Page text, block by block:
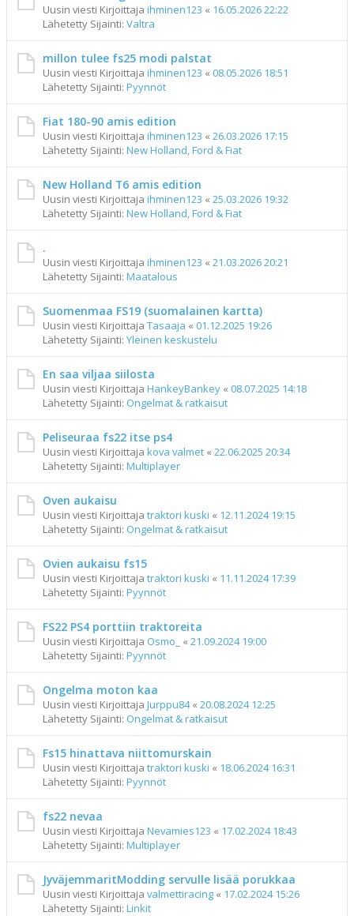
Uusin viesti Kirjoittaja ihminen123 « 16.05.2026 22:22
Lähetetty Sijainti: Valtra
millon tulee fs25 modi palstat
Uusin viesti Kirjoittaja ihminen123 « 08.05.2026 18:51
Lähetetty Sijainti: Pyynnöt
Fiat 180-90 amis edition
Uusin viesti Kirjoittaja ihminen123 « 26.03.2026 17:15
Lähetetty Sijainti: New Holland, Ford & Fiat
New Holland T6 amis edition
Uusin viesti Kirjoittaja ihminen123 « 25.03.2026 19:32
Lähetetty Sijainti: New Holland, Ford & Fiat
.
Uusin viesti Kirjoittaja ihminen123 « 21.03.2026 20:21
Lähetetty Sijainti: Maatalous
Suomenmaa FS19 (suomalainen kartta)
Uusin viesti Kirjoittaja Tasaaja « 01.12.2025 19:26
Lähetetty Sijainti: Yleinen keskustelu
En saa viljaa siilosta
Uusin viesti Kirjoittaja HankeyBankey « 08.07.2025 14:18
Lähetetty Sijainti: Ongelmat & ratkaisut
Peliseuraa fs22 itse ps4
Uusin viesti Kirjoittaja kova valmet « 22.06.2025 20:34
Lähetetty Sijainti: Multiplayer
Oven aukaisu
Uusin viesti Kirjoittaja traktori kuski « 12.11.2024 19:15
Lähetetty Sijainti: Ongelmat & ratkaisut
Ovien aukaisu fs15
Uusin viesti Kirjoittaja traktori kuski « 11.11.2024 17:39
Lähetetty Sijainti: Pyynnöt
FS22 PS4 porttiin traktoreita
Uusin viesti Kirjoittaja Osmo_ « 21.09.2024 19:00
Lähetetty Sijainti: Pyynnöt
Ongelma moton kaa
Uusin viesti Kirjoittaja Jurppu84« 20.08.2024 12:25
Lähetetty Sijainti: Ongelmat & ratkaisut
Fs15 hinattava niittomurskain
Uusin viesti Kirjoittaja traktori kuski « 18.06.2024 16:31
Lähetetty Sijainti: Pyynnöt
fs22 nevaa
Uusin viesti Kirjoittaja Nevamies123 « 17.02.2024 18:43
Lähetetty Sijainti: Multiplayer
JyväjemmaritModding servulle lisää porukkaa
Uusin viesti Kirjoittaja valmettiracing « 17.02.2024 15:26
Lähetetty Sijainti: Linkit